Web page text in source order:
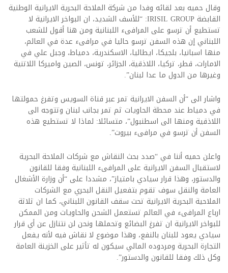
وقال حميه بعد لقائه وفدا من شركة الملاحة البحرية الايرانية الوطنية
القابضة IRISIL GROUP: “للأسف الشديد، ان البواخر الايرانية لا
تستطيع أن ترسو على المرافىء اللبنانية ومن هنا أقول للشعب
اللبناني إن هذه السفن ترسو حاليا في مرافىء عدة في العالم،
منها اسبانيا، بلجيكا، ايطاليا، الاسكندرية، دمياط، وجبل علي في
الامارات، قطر، تركيا، اللاذقية، الجزائر، تونس، الصين واميركا اللاتنية
وغيرها من الدول ما عدا لبنان”.
واشار الى “أن السفن الايرانية تمر عبر قناة السويس وتفرغ حمولتها
في دمياط عند محطة الحاويات ثم تمر بجانب لبنان وتتوجه الى
اللاذقية ومنها الى اسطنبول”، متسائلا: لماذا لا تستطيع هذه
السفن أن ترسو في مرافىء بيروت”.
واعلن حميه أننا في “صدد بحث النقاش مع شركات الملاحة البحرية
لاستقبال السفن الايرانية على المرافىء اللبنانية وفقا للقانون
والدستور، وهذا قرار سيادي بامتياز”، مشددا على “أن وزارة الأشغال
العامة والنقل سوف تقوم بتفعيل النقل البحري مع الشركات
الملاحية البحرية الايرانية تحت سقف القانون اللبناني، كما ان ثلاثة
ارباع المرافىء في العالم تستعمل الشحن والحاويات ومن الممكن
للبواخر الايرانية ان تفرغ البضائع وتحملها ونحن لن نتنازل عن أي قرار
سيادي يعود للبنان بالنفع، وهذا موضوع لا نقاش فيه لأنه يفعل
التجارة البحرية ومردوده المالي سيكون له تأثير على الخزينة العامة
وكل ذلك وفقا للقانون والدستور”.